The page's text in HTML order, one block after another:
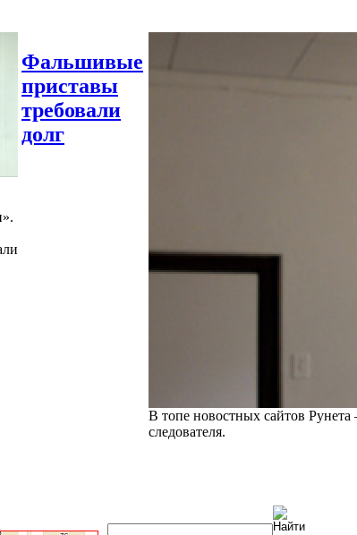
Фальшивые
приставы
требовали
долг
В топе новостных сайтов Рунета
следователя.